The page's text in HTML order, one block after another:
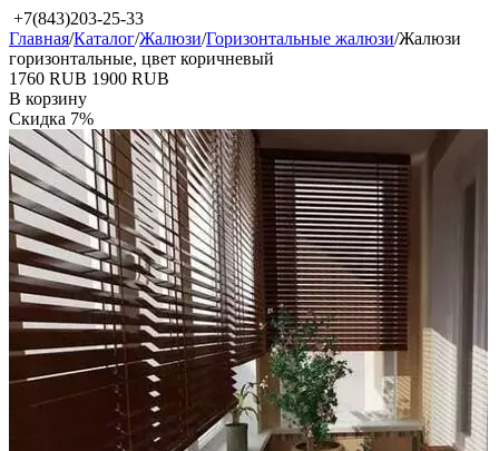
+7(843)203-25-33
Главная/Каталог/Жалюзи/Горизонтальные жалюзи/Жалюзи
горизонтальные, цвет коричневый
‍1760‍ RUB ‍1900‍ RUB
В корзину
Скидка 7%